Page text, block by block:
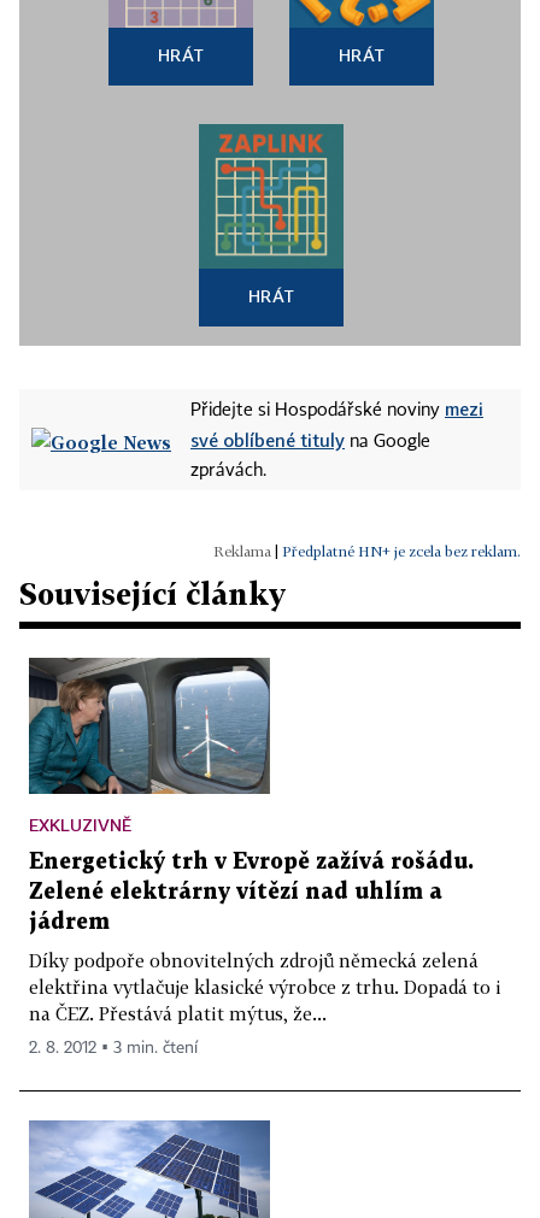
HRÁT HRÁT
HRÁT
Přidejte si Hospodářské noviny mezi
své oblíbené tituly na Google
zprávách.
Předplatné HN+ je zcela bez reklam.
Související články
EXKLUZIVNĚ
Energetický trh v Evropě zažívá rošádu.
Zelené elektrárny vítězí nad uhlím a
jádrem
Díky podpoře obnovitelných zdrojů německá zelená
elektřina vytlačuje klasické výrobce z trhu. Dopadá to i
na ČEZ. Přestává platit mýtus, že...
2. 8. 2012 ▪ 3 min. čtení